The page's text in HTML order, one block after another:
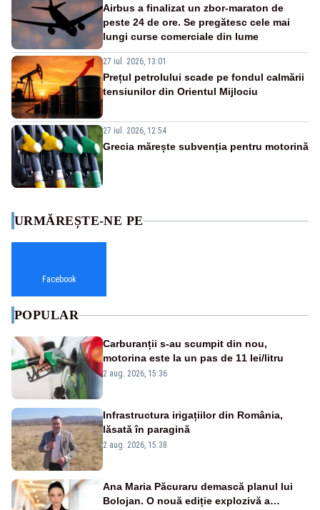
Airbus a finalizat un zbor-maraton de
peste 24 de ore. Se pregătesc cele mai
lungi curse comerciale din lume
27 iul. 2026, 13:01
Prețul petrolului scade pe fondul calmării
tensiunilor din Orientul Mijlociu
27 iul. 2026, 12:54
Grecia mărește subvenția pentru motorină
URMĂREȘTE-NE PE
Facebook
POPULAR
Carburanții s-au scumpit din nou,
motorina este la un pas de 11 lei/litru
2 aug. 2026, 15:36
Infrastructura irigațiilor din România,
lăsată în paragină
2 aug. 2026, 15:38
Ana Maria Păcuraru demască planul lui
Bolojan. O nouă ediție explozivă a